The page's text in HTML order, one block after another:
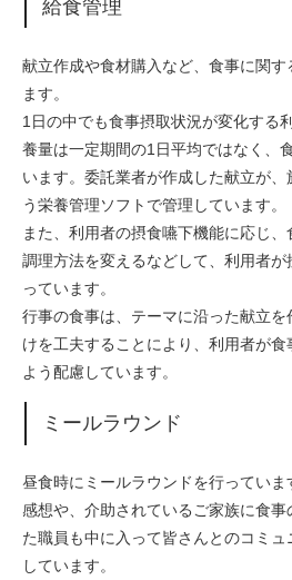
給食管理
献立作成や食材購入など、食事に関
ます。
1日の中でも食事摂取状況が変化する
養量は一定期間の1日平均ではなく、
います。委託業者が作成した献立が
う栄養管理ソフトで管理しています。
また、利用者の摂食嚥下機能に応じ
調理方法を変えるなどして、利用者
っています。
行事の食事は、テーマに沿った献立
けを工夫することにより、利用者が
よう配慮しています。
ミールラウンド
昼食時にミールラウンドを行ってい
感想や、介助されているご家族に食事
た職員も中に入って皆さんとのコミ
しています。